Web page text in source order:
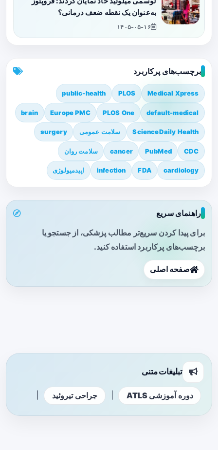
به‌عنوان یک نقطه ضعف درمانی؟
۱۴۰۵-۰۵-۱۶
برچسب‌های پرکاربرد
Medical Xpress
PLOS
public-health
default-medical
PLOS One
Europe PMC
brain
ScienceDaily Health سلامت عمومی surgery
CDC
PubMed
cancer سلامت روان
cardiology
FDA
infection اپیدمیولوژی
راهنمای سریع
برای پیدا کردن سریع‌تر مطالب پزشکی، از جستجو یا
برچسب‌های پرکاربرد استفاده کنید.
صفحه اصلی
تبلیغات متنی
دوره آموزشی ATLS جراحی تیروئید